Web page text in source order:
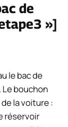
de
»]
le bac de
bouchon
la voiture :
réservoir